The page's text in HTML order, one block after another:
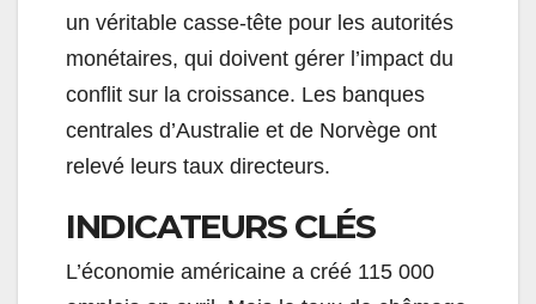
un véritable casse-tête pour les autorités
monétaires, qui doivent gérer l’impact du
conflit sur la croissance. Les banques
centrales d’Australie et de Norvège ont
relevé leurs taux directeurs.
INDICATEURS CLÉS
L’économie américaine a créé 115 000